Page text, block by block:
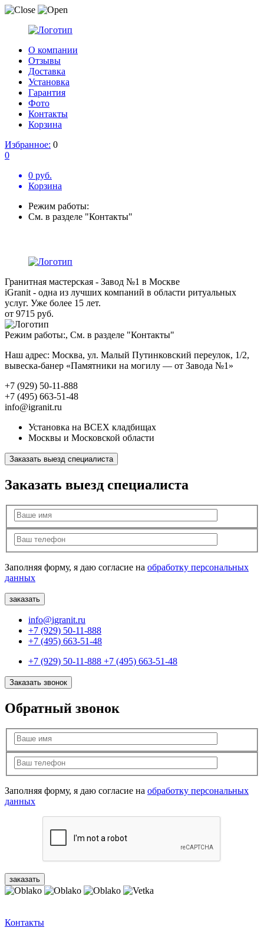
О компании
Отзывы
Доставка
Установка
Гарантия
Фото
Контакты
Корзина
Избранное: 0
0
0 руб.
Корзина
Режим работы:
См. в разделе "Контакты"
Гранитная мастерская - Завод №1 в Москве
iGranit - одна из лучших компаний в области ритуальных
услуг. Уже более 15 лет.
от 9715 руб.
Режим работы:, См. в разделе "Контакты"
Наш адрес: Москва, ул. Малый Путинковский переулок, 1/2,
вывеска-банер «Памятники на могилу — от Завода №1»
+7 (929) 50-11-888
+7 (495) 663-51-48
info@igranit.ru
Установка на ВСЕХ кладбищах
Москвы и Московской области
Заказать выезд специалиста
Заказать выезд специалиста
Заполняя форму, я даю согласие на обработку персональных
данных
info@igranit.ru
+7 (929) 50-11-888
+7 (495) 663-51-48
+7 (929) 50-11-888 +7 (495) 663-51-48
Заказать звонок
Обратный звонок
Заполняя форму, я даю согласие на обработку персональных
данных
Контакты